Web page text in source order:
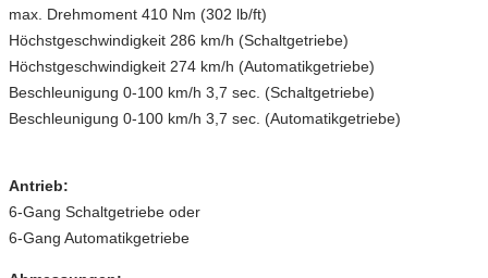
max. Drehmoment 410 Nm (302 lb/ft)
Höchstgeschwindigkeit 286 km/h (Schaltgetriebe)
Höchstgeschwindigkeit 274 km/h (Automatikgetriebe)
Beschleunigung 0-100 km/h 3,7 sec. (Schaltgetriebe)
Beschleunigung 0-100 km/h 3,7 sec. (Automatikgetriebe)
Antrieb:
6-Gang Schaltgetriebe oder
6-Gang Automatikgetriebe